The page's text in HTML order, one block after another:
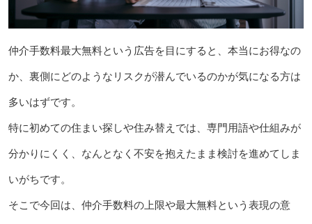
仲介手数料最大無料という広告を目にすると、本当にお得なの
か、裏側にどのようなリスクが潜んでいるのかが気になる方は
多いはずです。
特に初めての住まい探しや住み替えでは、専門用語や仕組みが
分かりにくく、なんとなく不安を抱えたまま検討を進めてしま
いがちです。
そこで今回は、仲介手数料の上限や最大無料という表現の意